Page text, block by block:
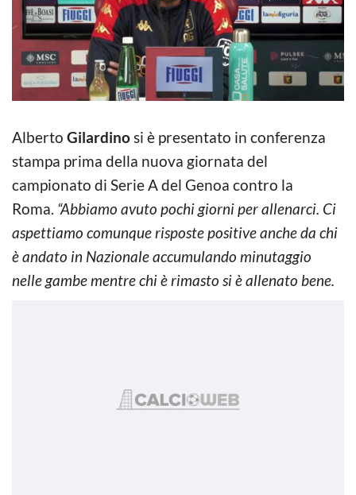
Alberto Gilardinosi è presentato in conferenza
stampa prima della nuova giornata del
campionato di Serie A del Genoa contro la
Roma. “Abbiamo avuto pochi giorni per allenarci. Ci
aspettiamo comunque risposte positive anche da chi
è andato in Nazionale accumulando minutaggio
nelle gambe mentre chi è rimasto si è allenato bene.